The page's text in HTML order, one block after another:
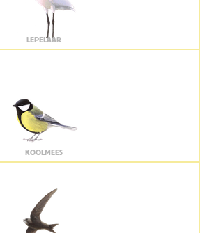
LEPELAAR
KOOLMEES